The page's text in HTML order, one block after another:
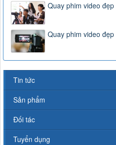
Quay phim video
Quay phim video
Tin tức
Sản phẩm
Đối tác
Tuyển dụng